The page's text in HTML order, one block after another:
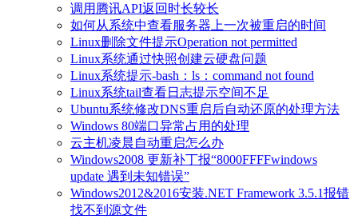
调用腾讯API返回时长较长
如何从系统中查看服务器上一次被重启的时间
Linux删除文件提示Operation not permitted
Linux系统通过快照创建云硬盘问题
Linux系统提示-bash：ls：command not found
Linux系统tail查看日志提示空间不足
Ubuntu系统修改DNS重启后自动还原的处理方法
Windows 80端口异常占用的处理
云主机凌晨自动重启怎么办
Windows2008 更新补丁报“8000FFFFwindows
update 遇到未知错误”
Windows2012&2016安装.NET Framework 3.5.1报错
找不到源文件